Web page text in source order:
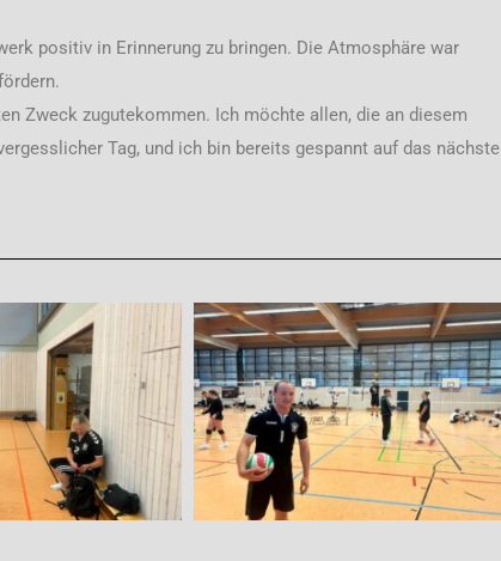
positiv in Erinnerung zu bringen. Die Atmosphäre war
Zweck zugutekommen. Ich möchte allen, die an diesem
Tag, und ich bin bereits gespannt auf das nächste